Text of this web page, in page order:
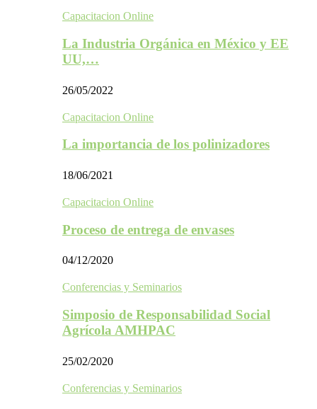
Capacitacion Online
La Industria Orgánica en México y EE
UU,…
26/05/2022
Capacitacion Online
La importancia de los polinizadores
18/06/2021
Capacitacion Online
Proceso de entrega de envases
04/12/2020
Conferencias y Seminarios
Simposio de Responsabilidad Social
Agrícola AMHPAC
25/02/2020
Conferencias y Seminarios